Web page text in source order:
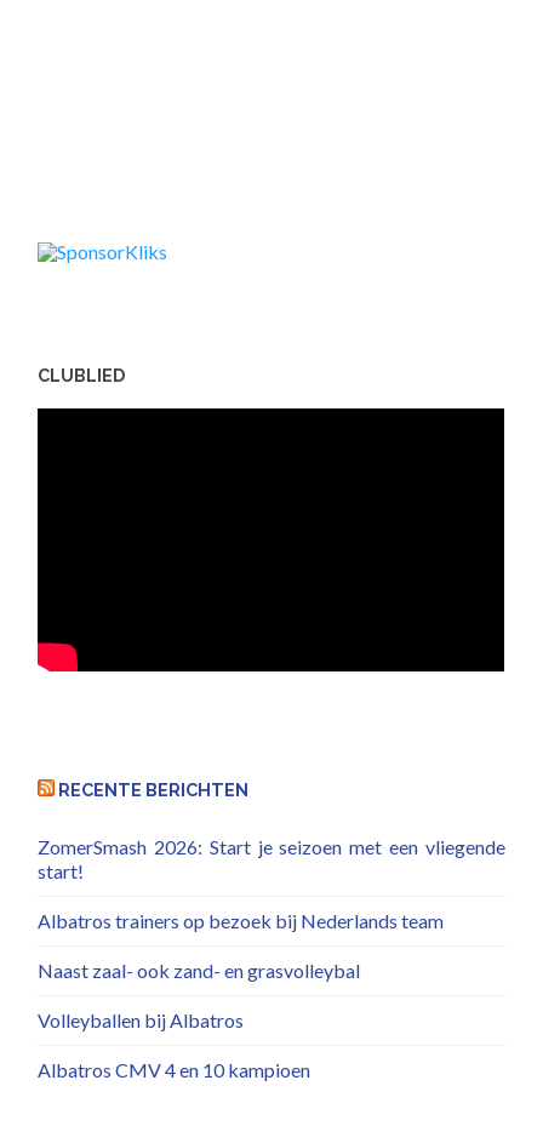
CLUBLIED
RECENTE BERICHTEN
ZomerSmash 2026: Start je seizoen met een vliegende
start!
Albatros trainers op bezoek bij Nederlands team
Naast zaal- ook zand- en grasvolleybal
Volleyballen bij Albatros
Albatros CMV 4 en 10 kampioen